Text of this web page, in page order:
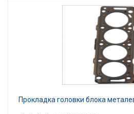
Прокладка головки блока